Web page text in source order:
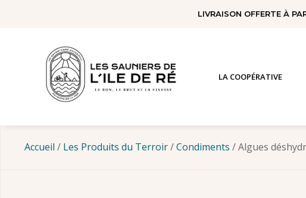
LIVRAISON OFFERTE À
LA COOPÉRATIVE
Accueil / Les Produits du Terroir/Condiments / Algues